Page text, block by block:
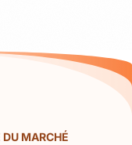
DU MARCHÉ